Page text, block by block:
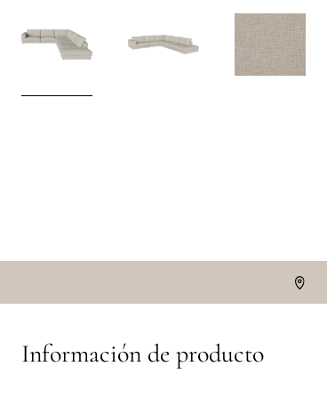
Información de producto